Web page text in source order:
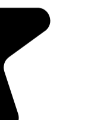
team, and the
we will
Syncs with my